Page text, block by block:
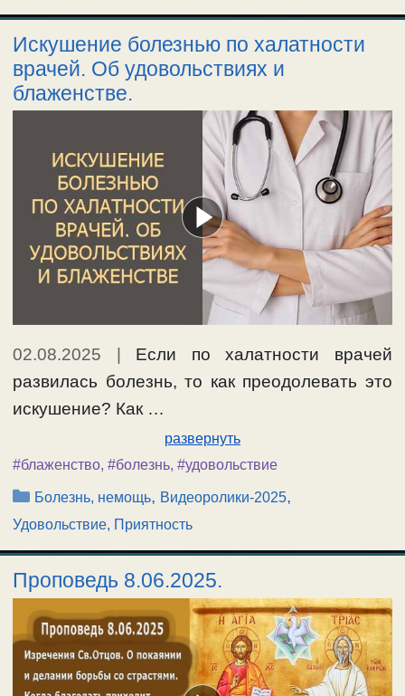
Искушение болезнью по халатности
врачей. Об удовольствиях и
блаженстве.
02.08.2025
Если по халатности врачей
развилась болезнь, то как преодолевать это
искушение? Как …
развернуть
#блаженство, #болезнь, #удовольствие
Рубрики
Болезнь, немощь, Видеоролики-2025,
Удовольствие, Приятность
Проповедь 8.06.2025.